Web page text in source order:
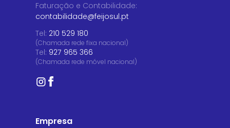
Faturação e Contabilidade:
contabilidade@feijosul.pt
Tel: 210 529 180
(Chamada rede fixa nacional)
Tel: 927 965 366
(Chamada rede móvel nacional)
Empresa